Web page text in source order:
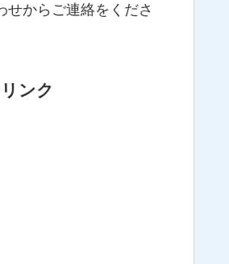
せからご連絡をくださ
ンク